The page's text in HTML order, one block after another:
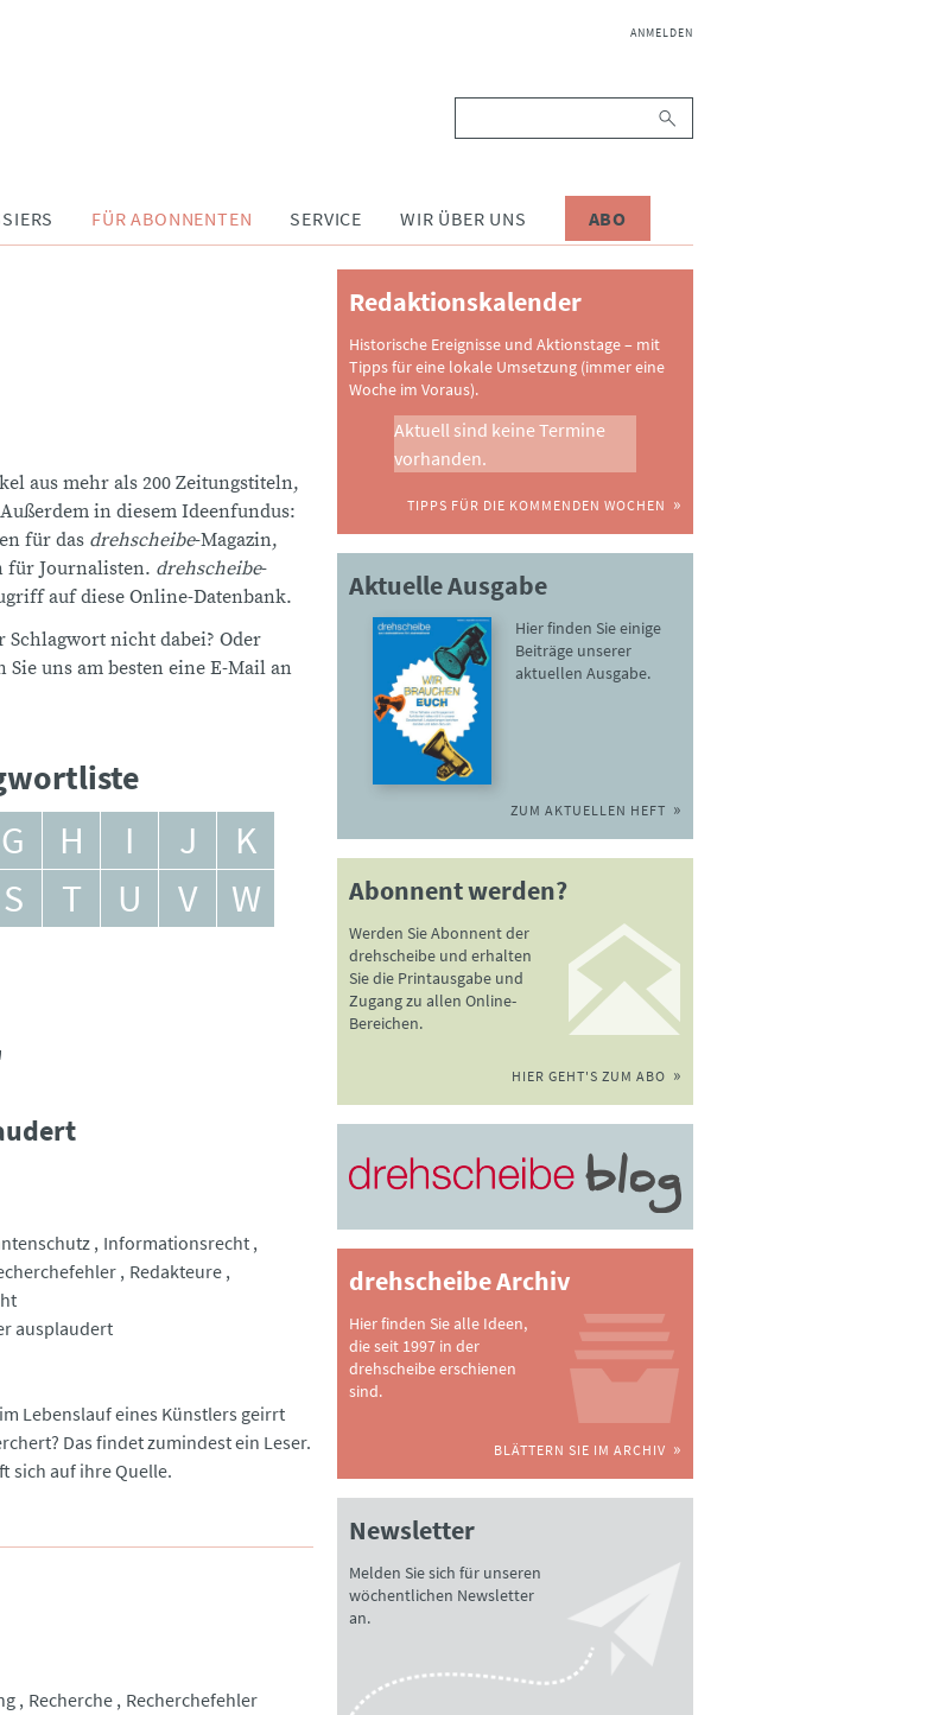
NAVIGATION
ANMELDEN
FÜR ABONNENTEN SERVICE WIR ÜBER UNS ABO
aus mehr als 200 Zeitungstiteln,
in diesem Ideenfundus:
für das drehscheibe-Magazin,
für Journalisten. drehscheibe-
auf diese Online-Datenbank.
nicht dabei? Oder
uns am besten eine E-Mail an
G H I J
K
S T U V
W
Informationsrecht
Redakteure
ausplaudert
Lebenslauf eines Künstlers geirrt
Das findet zumindest ein Leser.
sich auf ihre Quelle.
Recherche
Recherchefehler
Redaktionskalender
Historische Ereignisse und Aktionstage – mit
Tipps für eine lokale Umsetzung (immer eine
Woche im Voraus).
Aktuell sind keine Termine
vorhanden.
TIPPS FÜR DIE KOMMENDEN WOCHEN
Aktuelle Ausgabe
Hier finden Sie einige
Beiträge unserer
aktuellen Ausgabe.
ZUM AKTUELLEN HEFT
Abonnent werden?
Werden Sie Abonnent der
drehscheibe und erhalten
Sie die Printausgabe und
Zugang zu allen Online-
Bereichen.
HIER GEHT'S ZUM ABO
drehscheibe Archiv
Hier finden Sie alle Ideen,
die seit 1997 in der
drehscheibe erschienen
sind.
BLÄTTERN SIE IM ARCHIV
Newsletter
Melden Sie sich für unseren
wöchentlichen Newsletter
an.